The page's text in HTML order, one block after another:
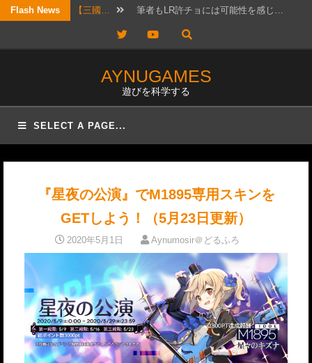
Skip
content
Flash News 【三國… 筆者もLR許チョには可能性を感じ…
結構ホットというか、なんか政治的…
2026年7月20日版。 「無…
【三國…
日曜日は更新しないと言ったな？ …
実は先日、フレンドと個チャしてお…
以前にオススメ交流武将を紹介した…
TwitterYouTube
AYNUGAMES
遊びを科学する
SELECT A PAGE...
『星夜の公演』でM1895専用スキンを
GETしよう！（5月23日更新）
2020年5月1日 Aynumosir＠どるふろ